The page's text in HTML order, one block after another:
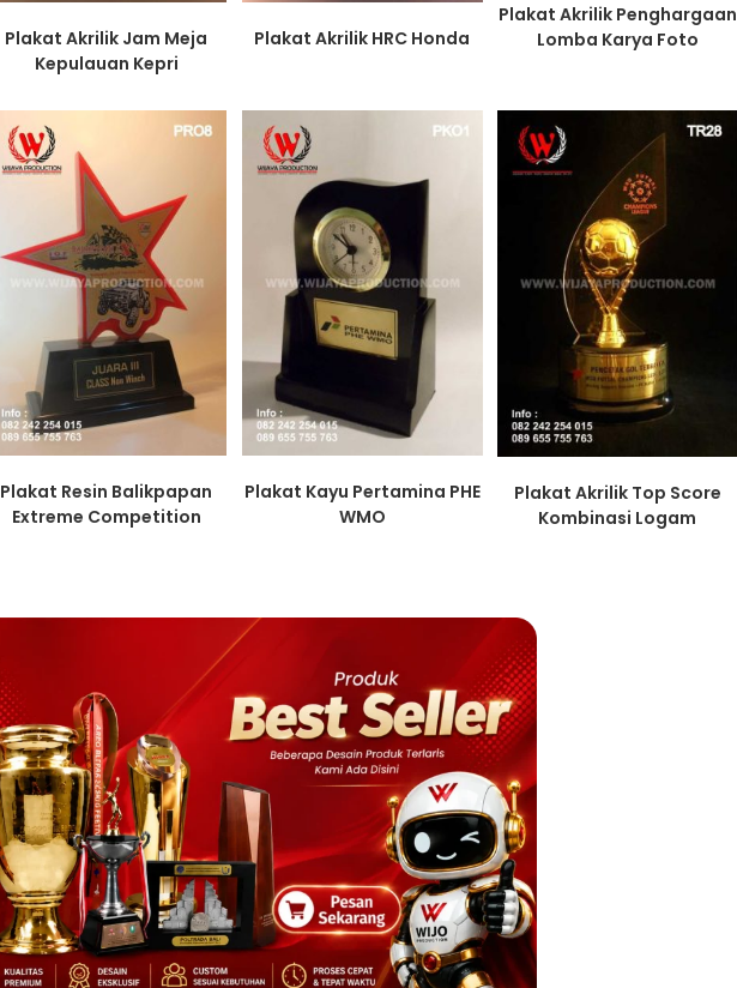
Plakat Akrilik Jam Meja
Kepulauan Kepri
Plakat Akrilik HRC Honda
Plakat Akrilik Penghargaan
Lomba Karya Foto
Plakat Resin Balikpapan
Extreme Competition
Plakat Kayu Pertamina PHE
WMO
Plakat Akrilik Top Score
Kombinasi Logam